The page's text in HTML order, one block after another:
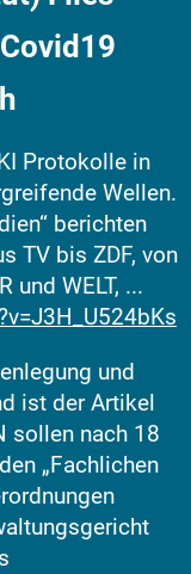
Protokolle in
Wellen.
berichten
TV bis ZDF, von
und WELT, ...
und
ist der Artikel
sollen nach 18
„Fachlichen